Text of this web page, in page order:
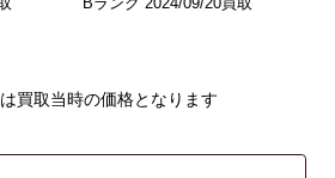
買取当時の価格となります